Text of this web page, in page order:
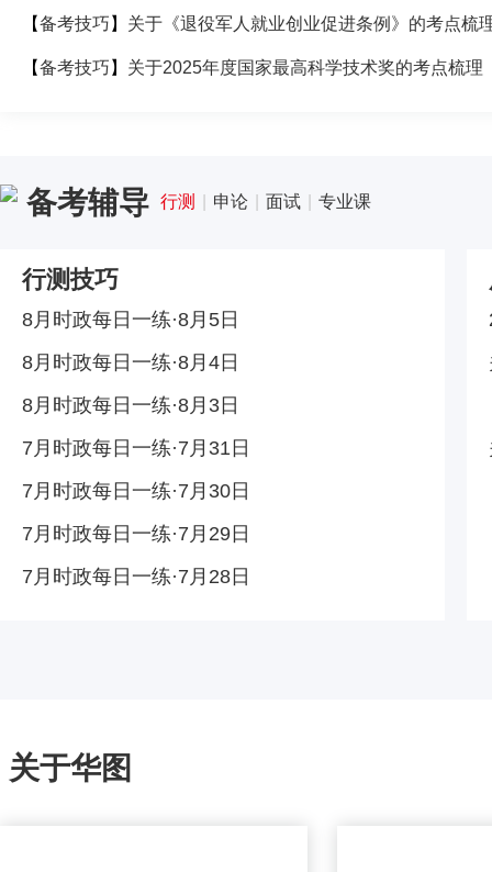
【备考技巧 】 关于《退役军人就业创业促进条例》的考点梳
【备考技巧 】 关于2025年度国家最高科学技术奖的考点梳理
备考辅导 行测 申论 面试 专业课
行测技巧
8月时政每日一练·8月5日
8月时政每日一练·8月4日
8月时政每日一练·8月3日
7月时政每日一练·7月31日
7月时政每日一练·7月30日
7月时政每日一练·7月29日
7月时政每日一练·7月28日
关于华图